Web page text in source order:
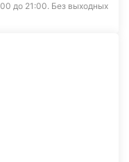
до 21:00. Без выходных